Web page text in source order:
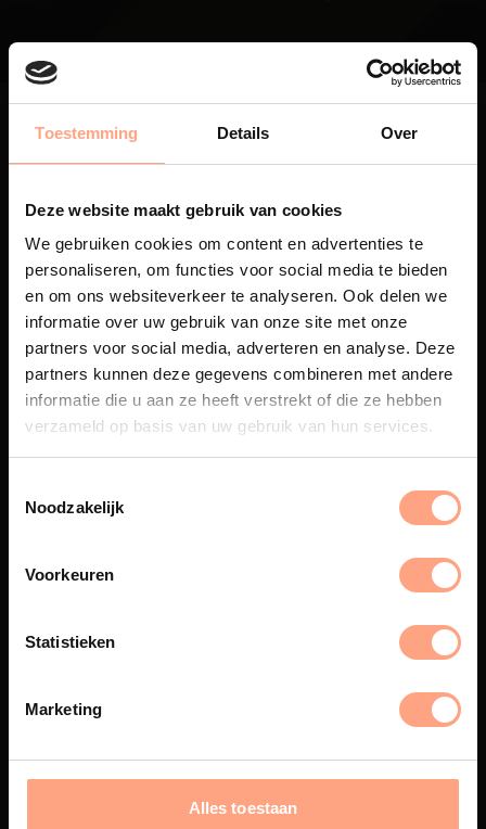
Toestemming Details Over
Deze website maakt gebruik van cookies
We gebruiken cookies om content en advertenties te
personaliseren, om functies voor social media te bieden
en om ons websiteverkeer te analyseren. Ook delen we
informatie over uw gebruik van onze site met onze
partners voor social media, adverteren en analyse. Deze
partners kunnen deze gegevens combineren met andere
informatie die u aan ze heeft verstrekt of die ze hebben
verzameld op basis van uw gebruik van hun services.
Noodzakelijk
Voorkeuren
Statistieken
Marketing
Alles toestaan
Maatwerk
Een exclusieve handgemaakte
beleving, waar Nederlands
vakmanschap en design
samenkomen.
eigen spuiterij afgewerkt met
PUUUR biedt volledige